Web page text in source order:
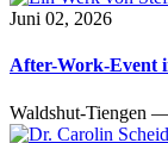
Juni 02, 2026
After-Work-Event
Waldshut-Tiengen